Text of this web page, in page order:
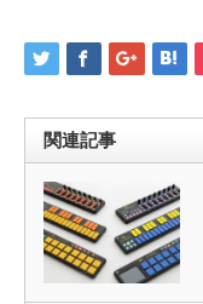
関連記事